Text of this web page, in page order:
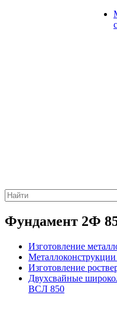
Фундамент 2Ф
Изготовление
Изготовление
Двухсвайные
ВСЛ 850